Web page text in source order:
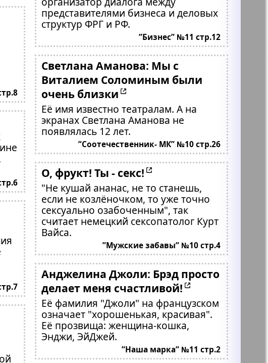
представителями бизнеса и деловых
структур ФРГ и РФ.
”Бизнес” №11 стр.12
Светлана Аманова: Мы с
Виталием Соломиным были
очень близки
Её имя известно театралам. А на
экранах Светлана Аманова не
появлялась 12 лет.
”Соотечественник- МК” №10 стр.26
О, фрукт! Ты - секс!
"Не кушай ананас, не то станешь,
если не козлёночком, то уже точно
сексуально озабоченным", так
считает немецкий сексопатолог Курт
Вайса.
”Мужские забавы” №10 стр.4
Анджелина Джоли: Брэд просто
делает меня счастливой!
Её фамилия "Джоли" на французском
означает "хорошенькая, красивая".
Её прозвища: женщина-кошка,
Энджи, ЭйДжей.
”Наша марка” №11 стр.2